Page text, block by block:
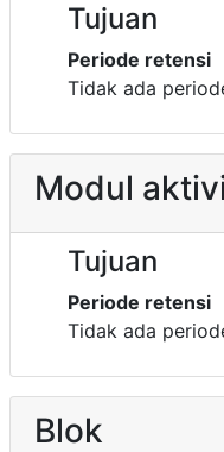
Tujuan
Periode retensi
Tidak ada
Modul
Tujuan
Periode retensi
Tidak ada
Blok